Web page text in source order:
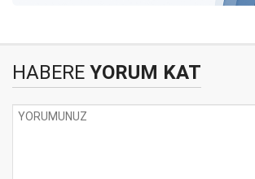
HABERE YORUM KAT